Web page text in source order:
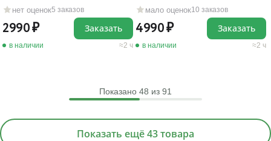
нет оценок5 заказов
2990
в наличии 2 ч
Заказать
мало оценок10 заказов
4990
в наличии 2 ч
Заказать
Показано 48 из 91
Показать ещё 43 товара